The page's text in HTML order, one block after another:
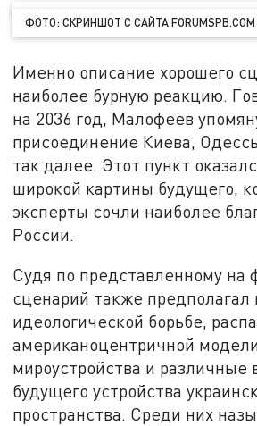
ФОТО: СКРИНШОТ С САЙТА FORUMSPB.COM
Именно описание хорошего
наиболее бурную реакцию.
на 2036 год, Малофеев
присоединение Киева,
так далее. Этот пункт
широкой картины будущего,
эксперты сочли наиболее
России.
Судя по представленному на
сценарий также предполагал
идеологической борьбе,
американоцентричной
мироустройства и различные
будущего устройства
пространства. Среди них